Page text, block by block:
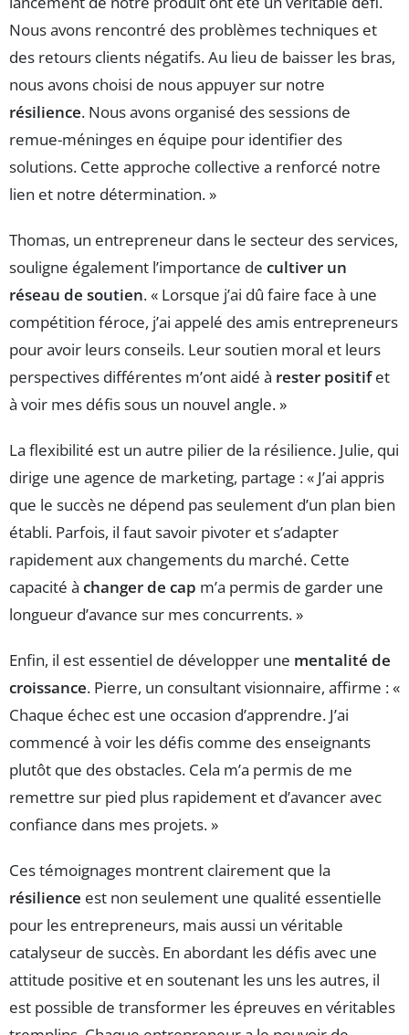
Nous avons rencontré des problèmes techniques et
des retours clients négatifs. Au lieu de baisser les bras,
nous avons choisi de nous appuyer sur notre
résilience. Nous avons organisé des sessions de
remue-méninges en équipe pour identifier des
solutions. Cette approche collective a renforcé notre
lien et notre détermination. »
Thomas, un entrepreneur dans le secteur des services,
souligne également l’importance de cultiver un
réseau de soutien. « Lorsque j’ai dû faire face à une
compétition féroce, j’ai appelé des amis entrepreneurs
pour avoir leurs conseils. Leur soutien moral et leurs
perspectives différentes m’ont aidé à rester positifet
à voir mes défis sous un nouvel angle. »
La flexibilité est un autre pilier de la résilience. Julie, qui
dirige une agence de marketing, partage : « J’ai appris
que le succès ne dépend pas seulement d’un plan bien
établi. Parfois, il faut savoir pivoter et s’adapter
rapidement aux changements du marché. Cette
capacité à changer de cap m’a permis de garder une
longueur d’avance sur mes concurrents. »
Enfin, il est essentiel de développer une mentalité de
croissance. Pierre, un consultant visionnaire, affirme : «
Chaque échec est une occasion d’apprendre. J’ai
commencé à voir les défis comme des enseignants
plutôt que des obstacles. Cela m’a permis de me
remettre sur pied plus rapidement et d’avancer avec
confiance dans mes projets. »
Ces témoignages montrent clairement que la
résilience est non seulement une qualité essentielle
pour les entrepreneurs, mais aussi un véritable
catalyseur de succès. En abordant les défis avec une
attitude positive et en soutenant les uns les autres, il
est possible de transformer les épreuves en véritables